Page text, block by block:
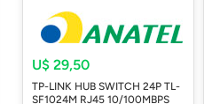
U$ 29,50
TP-LINK HUB SWITCH 24P TL-
SF1024M RJ45 10/100MBPS